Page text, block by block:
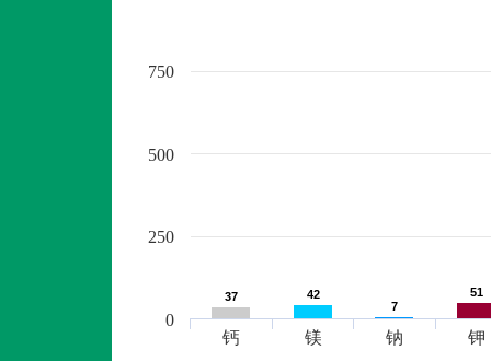
37
37 42
42
7
7
51
51
钙 镁 钠 钾
0
250
500
750